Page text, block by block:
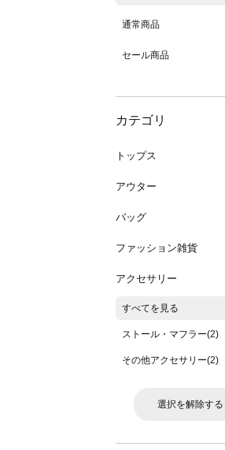
通常商品
セール商品
カテゴリ
トップス
アウター
バッグ
ファッション雑貨
アクセサリー
すべてを見る
ストール・マフラー(2)
その他アクセサリー(2)
選択を解除する